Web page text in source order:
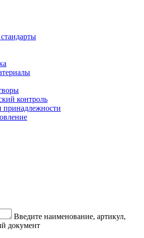
контроль
принадлежности
Введите наименование, артикул,
документ